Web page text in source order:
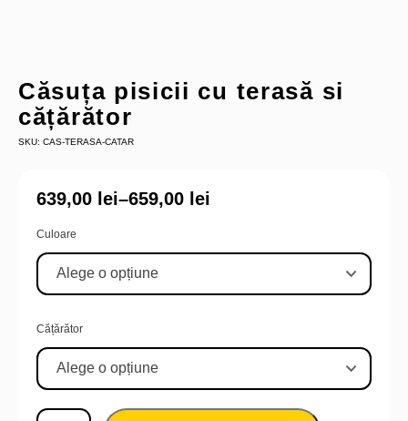
Căsuța pisicii cu terasă si
cățărător
SKU: CAS-TERASA-CATAR
639,00 lei–659,00 lei
Culoare
Cățărător